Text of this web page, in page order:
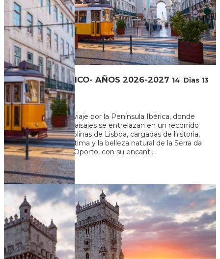
CIRCUITO IBERICO- AÑOS 2026-2027 14 Dias 13
Noches
Embárcate en un viaje por la Península Ibérica, donde
historia, cultura y paisajes se entrelazan en un recorrido
único. Desde las colinas de Lisboa, cargadas de historia,
hasta la mística Fátima y la belleza natural de la Serra da
Estrela. Descubre Oporto, con su encant...
U$S 2.766 + 120
Ver más